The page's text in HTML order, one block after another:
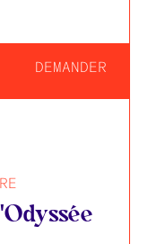
DEMANDER